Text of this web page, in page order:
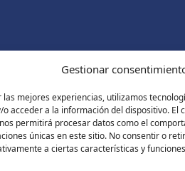
Gestionar
las mejores experiencias, utilizamos
acceder a la información del dispositivo. El
permitirá procesar datos como el
únicas en este sitio. No consentir o
a ciertas características y
Contáctanos